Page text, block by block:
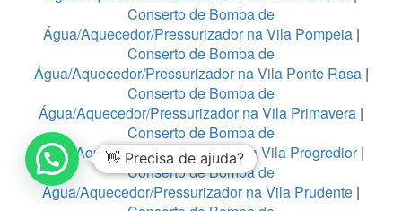
Conserto de Bomba de
Água/Aquecedor/Pressurizador na Vila Pompeia|
Conserto de Bomba de
Água/Aquecedor/Pressurizador na Vila Ponte Rasa|
Conserto de Bomba de
Água/Aquecedor/Pressurizador na Vila Primavera |
Conserto de Bomba de
Água/Aquecedor/Pressurizador na Vila Progredior|
Conserto de Bomba de
Água/Aquecedor/Pressurizador na Vila Prudente |
👋 Precisa de ajuda?